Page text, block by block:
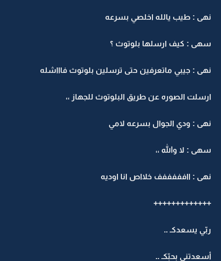
: طيب يالله اخلصي بسرعه
: كيف ارسلها بلوتوث ؟
: جيبي ماتعرفين حتى ترسلين بلوتوث فاااشله
الصوره عن طريق البلوتوث للجهاز ،،
: ودي الجوال بسرعه لامي
: لا والله ،،
: اافففففف خلااص انا اوديه
يسعدكـ ..
بحبّكـ ..